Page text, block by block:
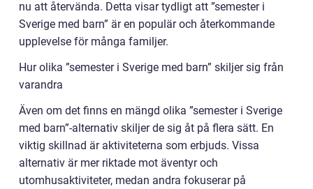
nu att återvända. Detta visar tydligt att ”semester i
Sverige med barn” är en populär och återkommande
upplevelse för många familjer.
Hur olika ”semester i Sverige med barn” skiljer sig från
varandra
Även om det finns en mängd olika ”semester i Sverige
med barn”-alternativ skiljer de sig åt på flera sätt. En
viktig skillnad är aktiviteterna som erbjuds. Vissa
alternativ är mer riktade mot äventyr och
utomhusaktiviteter, medan andra fokuserar på